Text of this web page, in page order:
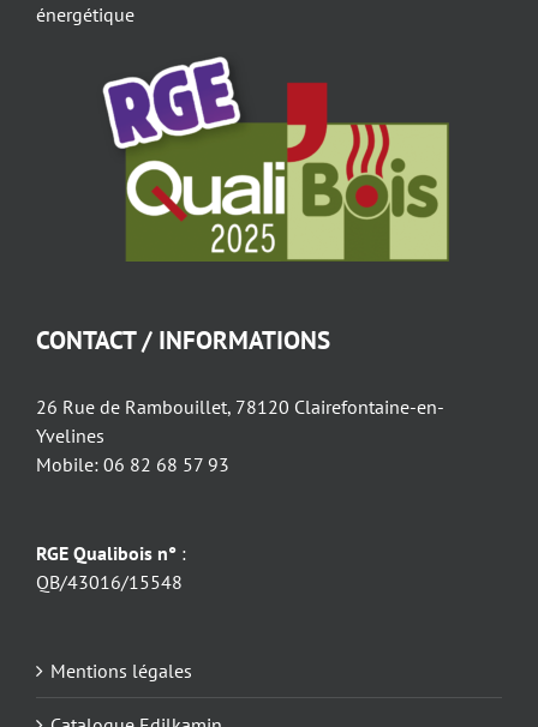
énergétique
CONTACT / INFORMATIONS
26 Rue de Rambouillet, 78120 Clairefontaine-en-
Yvelines
Mobile: 06 82 68 57 93
RGE Qualibois n° :
QB/43016/15548
Mentions légales